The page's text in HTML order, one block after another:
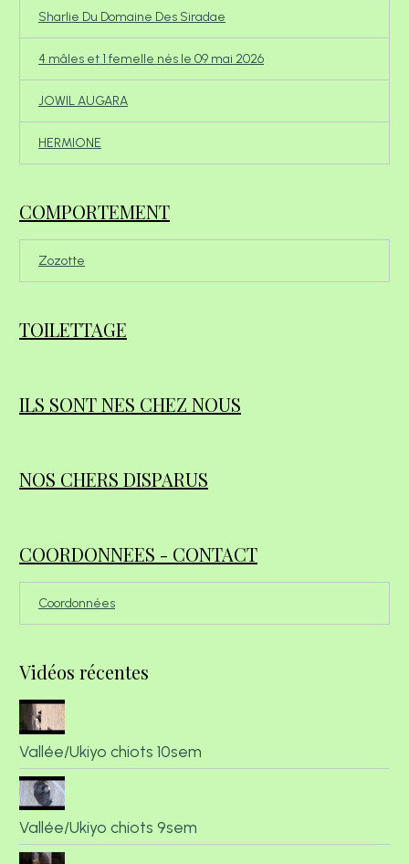
Sharlie Du Domaine Des Siradae
4 mâles et 1 femelle nés le 09 mai 2026
JOWIL AUGARA
HERMIONE
COMPORTEMENT
Zozotte
TOILETTAGE
ILS SONT NES CHEZ NOUS
NOS CHERS DISPARUS
COORDONNEES - CONTACT
Coordonnées
Vidéos récentes
Vallée/Ukiyo chiots 10sem
Vallée/Ukiyo chiots 9sem